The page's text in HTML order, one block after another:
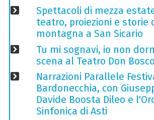
Spettacoli di mezza
teatro, proiezioni e storie
montagna a San Sicario
Tu mi sognavi, io non
scena al Teatro Don Bosco
Narrazioni Parallele
Bardonecchia, con
Davide Boosta Dileo e
Sinfonica di Asti